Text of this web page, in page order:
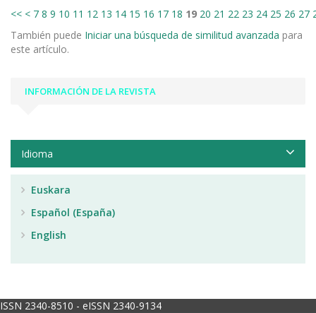
<< < 7 8 9 10 11 12 13 14 15 16 17 18 19 20 21 22 23 24 25 26 27
También puede Iniciar una búsqueda de similitud avanzada para
este artículo.
INFORMACIÓN DE LA REVISTA
Idioma
Euskara
Español (España)
English
ISSN 2340-8510 - eISSN 2340-9134